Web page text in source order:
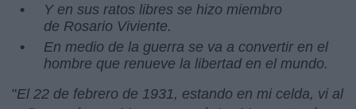
Y en sus ratos libres se hizo miembro
de Rosario Viviente.
En medio de la guerra se va a convertir en el
hombre que renueve la libertad en el mundo.
"El 22 de febrero de 1931, estando en mi celda, vi al